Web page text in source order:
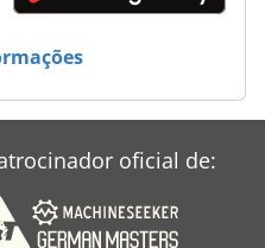
oficial de: